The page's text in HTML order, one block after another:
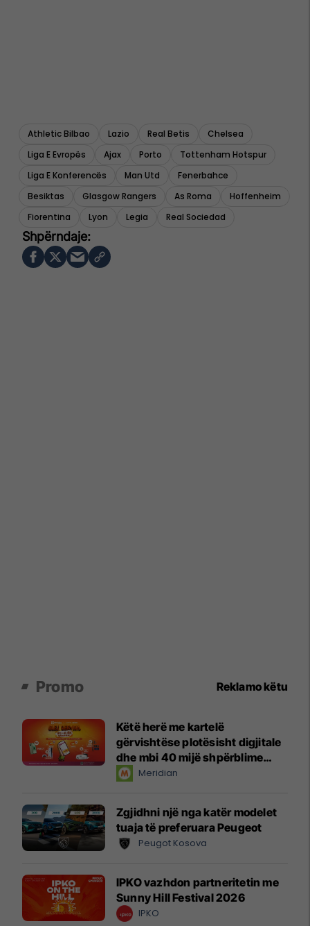
Athletic Bilbao Lazio Real Betis
Chelsea
Liga E Evropës
Ajax Porto
Tottenham Hotspur
Liga E Konferencës
Man Utd
Fenerbahce
Besiktas
Glasgow Rangers As Roma
Hoffenheim
Fiorentina
Lyon Legia Real Sociedad
Promo Reklamo këtu
Këtë herë me kartelë
gërvishtëse plotësisht digjitale
dhe mbi 40 mijë shpërblime
instant!Meridian
Zgjidhni një nga katër modelet
tuaja të preferuara Peugeot
Peugot Kosova
IPKO vazhdon partneritetin me
Sunny Hill Festival 2026
IPKO